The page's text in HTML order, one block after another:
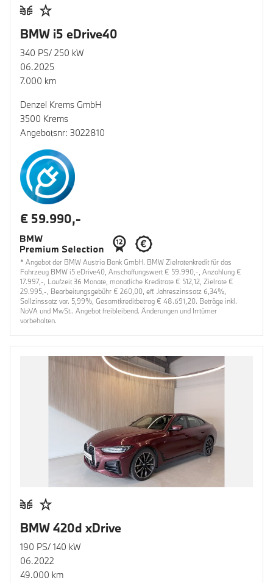
BMW i5 eDrive40
340 PS/ 250 kW
06.2025
7.000 km
Denzel Krems GmbH
3500 Krems
Angebotsnr: 3022810
€ 59.990,-
* Angebot der BMW Austria Bank GmbH. BMW Zielratenkredit für das
Fahrzeug BMW i5 eDrive40, Anschaffungswert € 59.990,-, Anzahlung €
17.997,-, Laufzeit 36 Monate, monatliche Kreditrate € 512,12, Zielrate €
29.995,-, Bearbeitungsgebühr € 260,00, eff. Jahreszinssatz 6,34%,
Sollzinssatz var. 5,99%, Gesamtkreditbetrag € 48.691,20. Beträge inkl.
NoVA und MwSt.. Angebot freibleibend. Änderungen und Irrtümer
vorbehalten.
BMW 420d xDrive
190 PS/ 140 kW
06.2022
49.000 km